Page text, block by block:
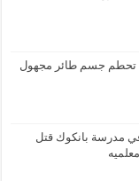
تحطم جسم طائر مجهول
في مدرسة بانكوك قتل